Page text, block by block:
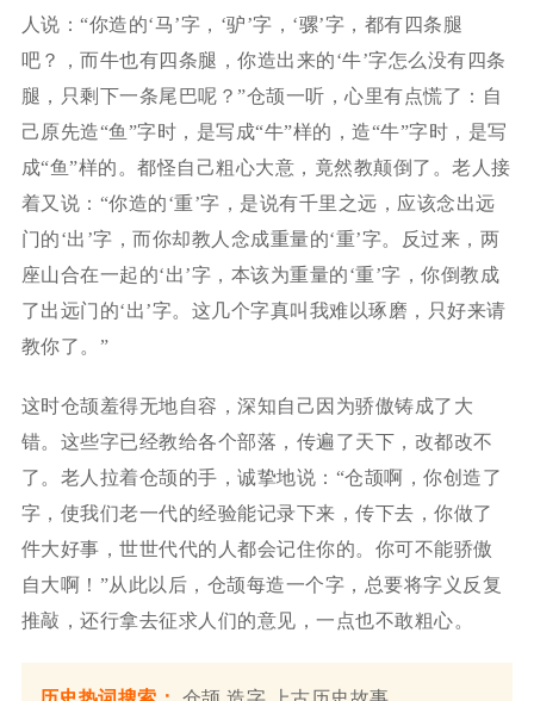
人说：“你造的‘马’字，‘驴’字，‘骡’字，都有四条腿
吧？，而牛也有四条腿，你造出来的‘牛’字怎么没有四条
腿，只剩下一条尾巴呢？”仓颉一听，心里有点慌了：自
己原先造“鱼”字时，是写成“牛”样的，造“牛”字时，是写
成“鱼”样的。都怪自己粗心大意，竟然教颠倒了。老人接
着又说：“你造的‘重’字，是说有千里之远，应该念出远
门的‘出’字，而你却教人念成重量的‘重’字。反过来，两
座山合在一起的‘出’字，本该为重量的‘重’字，你倒教成
了出远门的‘出’字。这几个字真叫我难以琢磨，只好来请
教你了。”
这时仓颉羞得无地自容，深知自己因为骄傲铸成了大
错。这些字已经教给各个部落，传遍了天下，改都改不
了。老人拉着仓颉的手，诚挚地说：“仓颉啊，你创造了
字，使我们老一代的经验能记录下来，传下去，你做了
件大好事，世世代代的人都会记住你的。你可不能骄傲
自大啊！”从此以后，仓颉每造一个字，总要将字义反复
推敲，还行拿去征求人们的意见，一点也不敢粗心。